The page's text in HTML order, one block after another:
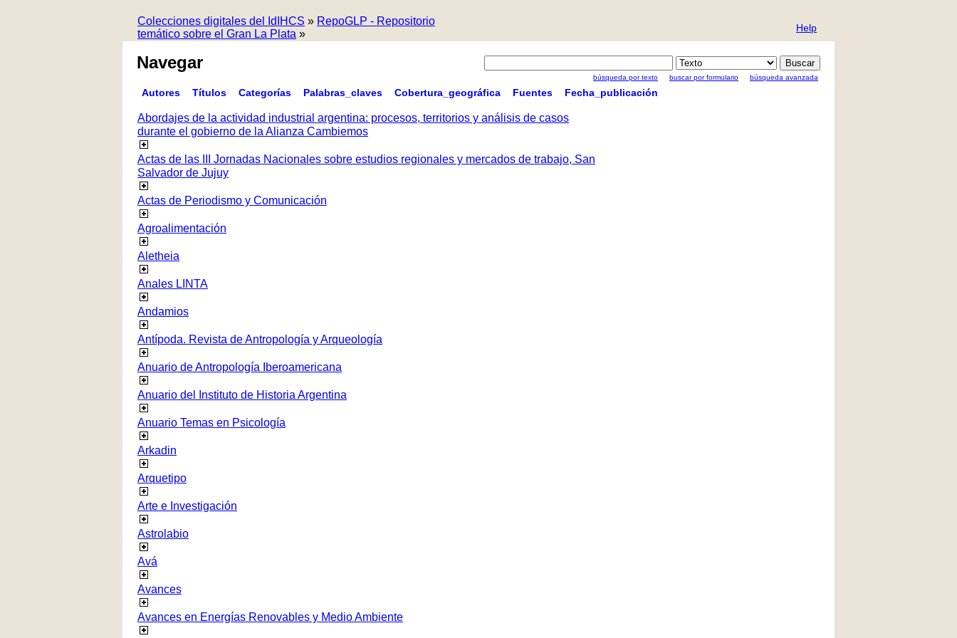
Colecciones digitales del IdIHCS » RepoGLP - Repositorio
temático sobre el Gran La Plata » Help
Navegar
búsqueda por texto buscar por formulario búsqueda avanzada
Autores Títulos Categorías Palabras_claves Cobertura_geográfica Fuentes Fecha_publicación
Abordajes de la actividad industrial argentina: procesos, territorios y análisis de casos
durante el gobierno de la Alianza Cambiemos
Actas de las III Jornadas Nacionales sobre estudios regionales y mercados de trabajo, San
Salvador de Jujuy
Actas de Periodismo y Comunicación
Agroalimentación
Aletheia
Anales LINTA
Andamios
Antípoda. Revista de Antropología y Arqueología
Anuario de Antropología Iberoamericana
Anuario del Instituto de Historia Argentina
Anuario Temas en Psicología
Arkadin
Arquetipo
Arte e Investigación
Astrolabio
Avá
Avances
Avances en Energías Renovables y Medio Ambiente